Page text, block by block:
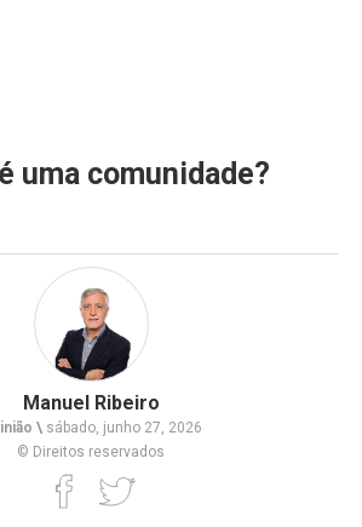
uma comunidade?
Manuel Ribeiro
\sábado, junho 27, 2026
© Direitos reservados